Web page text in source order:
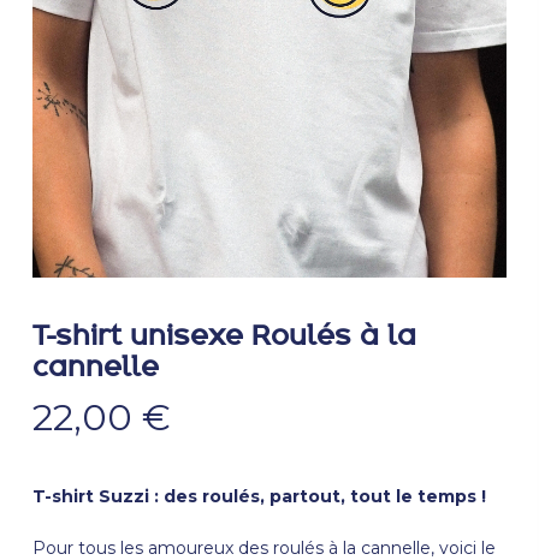
T-shirt unisexe Roulés à la
cannelle
22,00 €
T-shirt Suzzi: des roulés, partout, tout le temps !
Pour tous les amoureux des roulés à la cannelle, voici le